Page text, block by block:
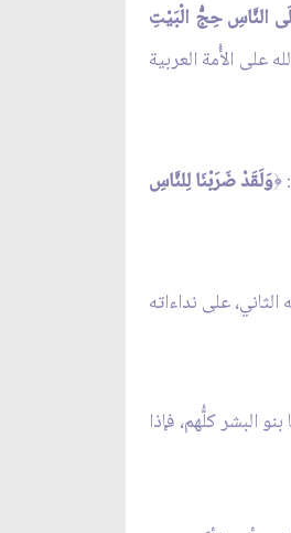
النَّاسِ حِجُّ الْبَيْتِ
على الأُمة العربية
﴿وَلَقَدْ ضَرَبْنَا لِلنَّاسِ
على نداءاته
البشر كلُّهم، فإذا